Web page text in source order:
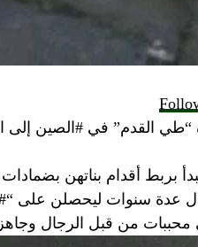
“طي القدم” في #الصين إلى
بربط أقدام بناتهن
عدة سنوات ليحصلن على
محببات من قبل الرجال